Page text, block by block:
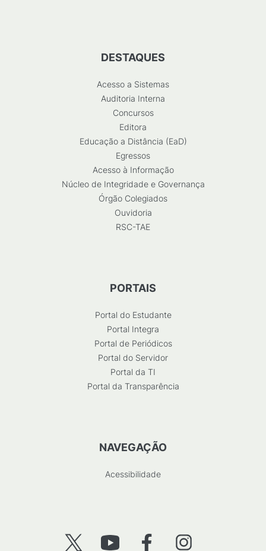
DESTAQUES
Acesso a Sistemas
Auditoria Interna
Concursos
Editora
Educação a Distância (EaD)
Egressos
Acesso à Informação
Núcleo de Integridade e Governança
Órgão Colegiados
Ouvidoria
RSC-TAE
PORTAIS
Portal do Estudante
Portal Integra
Portal de Periódicos
Portal do Servidor
Portal da TI
Portal da Transparência
NAVEGAÇÃO
Acessibilidade